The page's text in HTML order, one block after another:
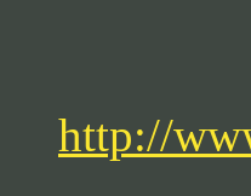
http://